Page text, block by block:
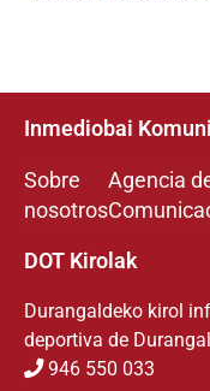
Inmediobai
Sobre
nosotros
Agencia
DOT Kirolak
Durangaldeko kirol
deportiva de
946 550 033